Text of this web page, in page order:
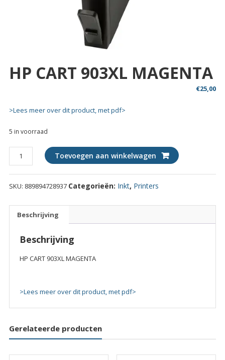
HP CART 903XL MAGENTA
€25,00
>Lees meer over dit product, met pdf>
5 in voorraad
CART
903XL
MAGENTA
Toevoegen aan winkelwagen
SKU: 889894728937 Categorieën: Inkt, Printers
Beschrijving
Beschrijving
HP CART 903XL MAGENTA
>Lees meer over dit product, met pdf>
Gerelateerde producten